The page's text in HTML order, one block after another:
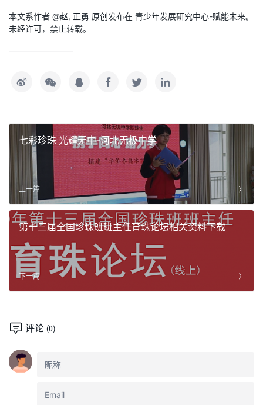
本文系作者 @赵, 正勇 原创发布在 青少年发展研究中心-赋能未来。
未经许可，禁止转载。
七彩珍珠 光耀无中-河北无极中学
上一篇
第十三届全国珍珠班班主任育珠论坛相关资料下载
下一篇
评论 (0)